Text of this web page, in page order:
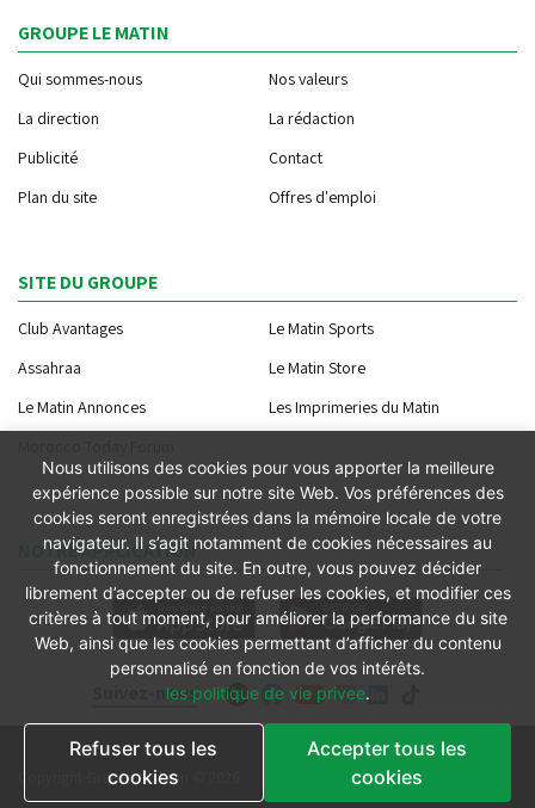
Suivez-nous
GROUPE LE MATIN
Qui sommes-nous
Nos valeurs
La direction
La rédaction
Publicité
Contact
Plan du site
Offres d'emploi
SITE DU GROUPE
Club Avantages
Le Matin Sports
Assahraa
Le Matin Store
Le Matin Annonces
Les Imprimeries du Matin
NOTRE APPLICATION
Copyright Groupe le Matin © 2026
Conditions générales
Conditions de vente
Nous utilisons des cookies pour vous apporter la meilleure
expérience possible sur notre site Web. Vos préférences des
cookies seront enregistrées dans la mémoire locale de votre
navigateur. Il s’agit notamment de cookies nécessaires au
fonctionnement du site. En outre, vous pouvez décider
librement d’accepter ou de refuser les cookies, et modifier ces
critères à tout moment, pour améliorer la performance du site
Web, ainsi que les cookies permettant d’afficher du contenu
personnalisé en fonction de vos intérêts.
les politique de vie privee.
Refuser tous les
cookies
Accepter tous les
cookies